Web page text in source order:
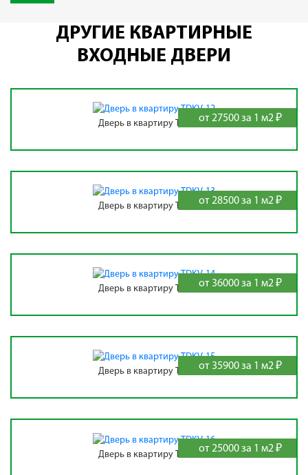
ДРУГИЕ КВАРТИРНЫЕ
ВХОДНЫЕ ДВЕРИ
от 27500 за 1 м2 ₽
Дверь в квартиру TDKV-12
от 28500 за 1 м2 ₽
Дверь в квартиру TDKV-13
от 36000 за 1 м2 ₽
Дверь в квартиру TDKV-14
от 35900 за 1 м2 ₽
Дверь в квартиру TDKV-15
от 25000 за 1 м2 ₽
Дверь в квартиру TDKV-16